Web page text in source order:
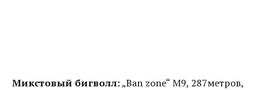
Микстовый бигволл:„Ban zone“ M9, 287метров,